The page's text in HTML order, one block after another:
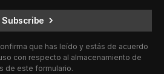
Subscribe
que has leído y estás de acuerdo
con respecto al almacenamiento de
de este formulario.